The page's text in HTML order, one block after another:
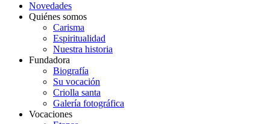
Novedades
Quiénes somos
Carisma
Espiritualidad
Nuestra historia
Fundadora
Biografía
Su vocación
Criolla santa
Galería fotográfica
Vocaciones